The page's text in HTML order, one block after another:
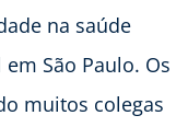
na saúde
São Paulo. Os
muitos colegas